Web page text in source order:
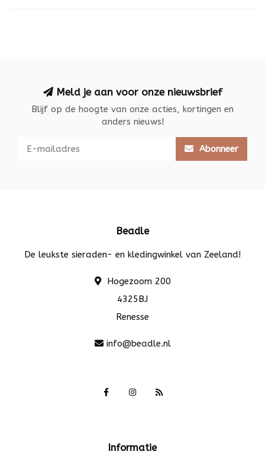
Meld je aan voor onze nieuwsbrief
Blijf op de hoogte van onze acties, kortingen en
anders nieuws!
Abonneer
Beadle
De leukste sieraden- en kledingwinkel van Zeeland!
Hogezoom 200
4325BJ
Renesse
info@beadle.nl
Informatie